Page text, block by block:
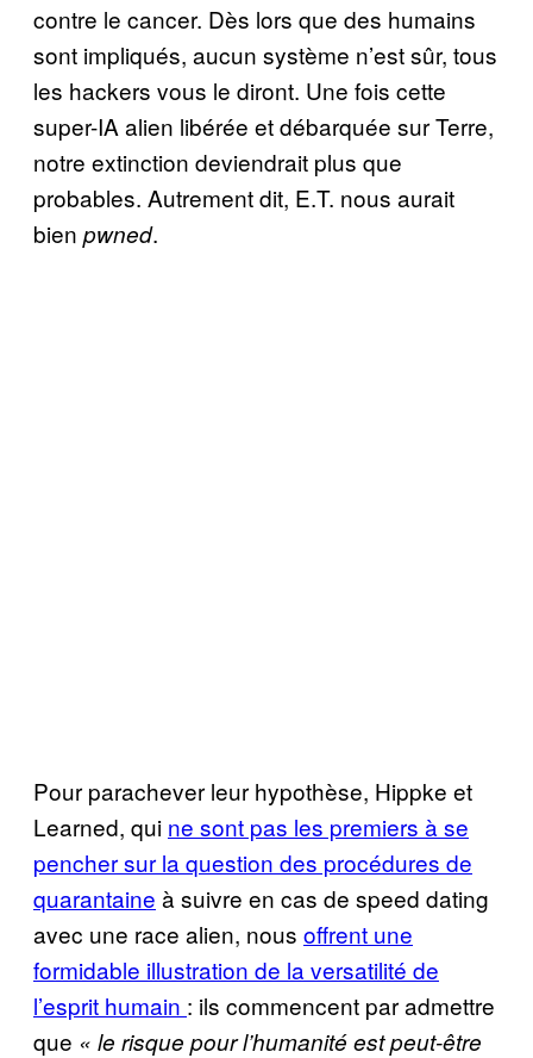
contre le cancer. Dès lors que des humains
sont impliqués, aucun système n’est sûr, tous
les hackers vous le diront. Une fois cette
super-IA alien libérée et débarquée sur Terre,
notre extinction deviendrait plus que
probables. Autrement dit, E.T. nous aurait
bien pwned.
Pour parachever leur hypothèse, Hippke et
Learned, qui ne sont pas les premiers à se
pencher sur la question des procédures de
quarantaine à suivre en cas de speed dating
avec une race alien, nous offrent une
formidable illustration de la versatilité de
l’esprit humain : ils commencent par admettre
que « le risque pour l’humanité est peut-être